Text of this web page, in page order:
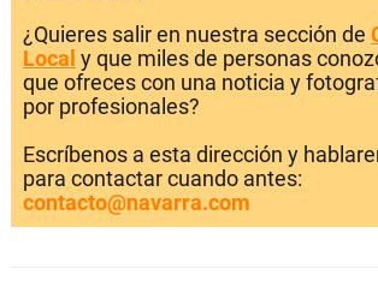
¿Quieres salir en nuestra sección de
Local y que miles de personas
que ofreces con una noticia y
por profesionales?
Escríbenos a esta dirección y
para contactar cuando antes:
contacto@navarra.com